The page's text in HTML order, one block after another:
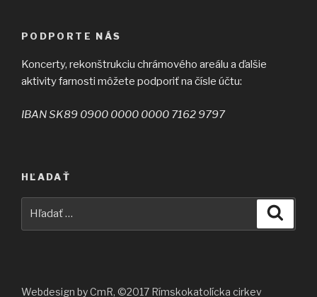
PODPORTE NÁS
Koncerty, rekonštrukciu chrámového areálu a ďalšie
aktivity farnosti môžete podporiť na čísle účtu:
IBAN SK89 0900 0000 0000 7162 9797
HĽADAŤ
Webdesign by CmR, ©2017 Rímskokatolícka cirkev